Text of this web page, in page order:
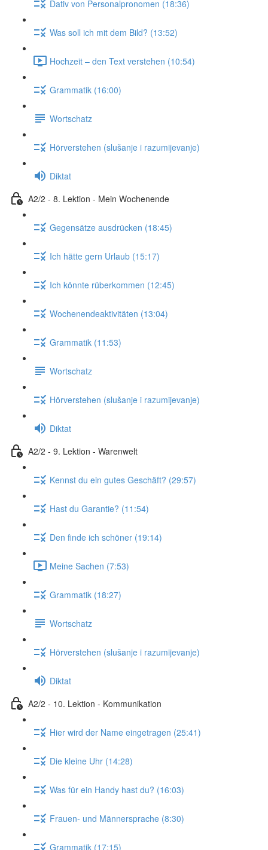
Dativ von Personalpronomen (18:36)
Was soll ich mit dem Bild? (13:52)
Hochzeit – den Text verstehen (10:54)
Grammatik (16:00)
Wortschatz
Hörverstehen (slušanje i razumijevanje)
Diktat
A2/2 - 8. Lektion - Mein Wochenende
Gegensätze ausdrücken (18:45)
Ich hätte gern Urlaub (15:17)
Ich könnte rüberkommen (12:45)
Wochenendeaktivitäten (13:04)
Grammatik (11:53)
Wortschatz
Hörverstehen (slušanje i razumijevanje)
Diktat
A2/2 - 9. Lektion - Warenwelt
Kennst du ein gutes Geschäft? (29:57)
Hast du Garantie? (11:54)
Den finde ich schöner (19:14)
Meine Sachen (7:53)
Grammatik (18:27)
Wortschatz
Hörverstehen (slušanje i razumijevanje)
Diktat
A2/2 - 10. Lektion - Kommunikation
Hier wird der Name eingetragen (25:41)
Die kleine Uhr (14:28)
Was für ein Handy hast du? (16:03)
Frauen- und Männersprache (8:30)
Grammatik (17:15)